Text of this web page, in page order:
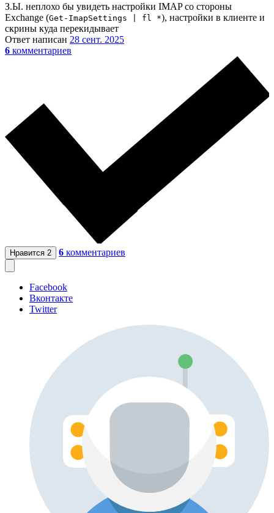
З.Ы. неплохо бы увидеть настройки IMAP со стороны
Exchange (Get-ImapSettings | fl *), настройки в клиенте и
скрины куда перекидывает
Ответ написан 28 сент. 2025
6 комментариев
Нравится 2 6 комментариев
Facebook
Вконтакте
Twitter